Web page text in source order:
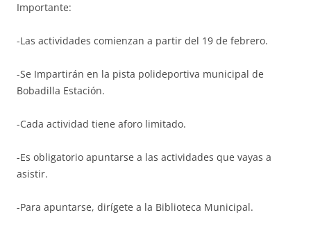
Importante:
-Las actividades comienzan a partir del 19 de febrero.
-Se Impartirán en la pista polideportiva municipal de
Bobadilla Estación.
-Cada actividad tiene aforo limitado.
-Es obligatorio apuntarse a las actividades que vayas a
asistir.
-Para apuntarse, dirígete a la Biblioteca Municipal.